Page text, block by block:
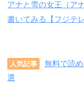
アナと雪の女王（ア
書いてみる【フジテ
人気記事
無料で読
選